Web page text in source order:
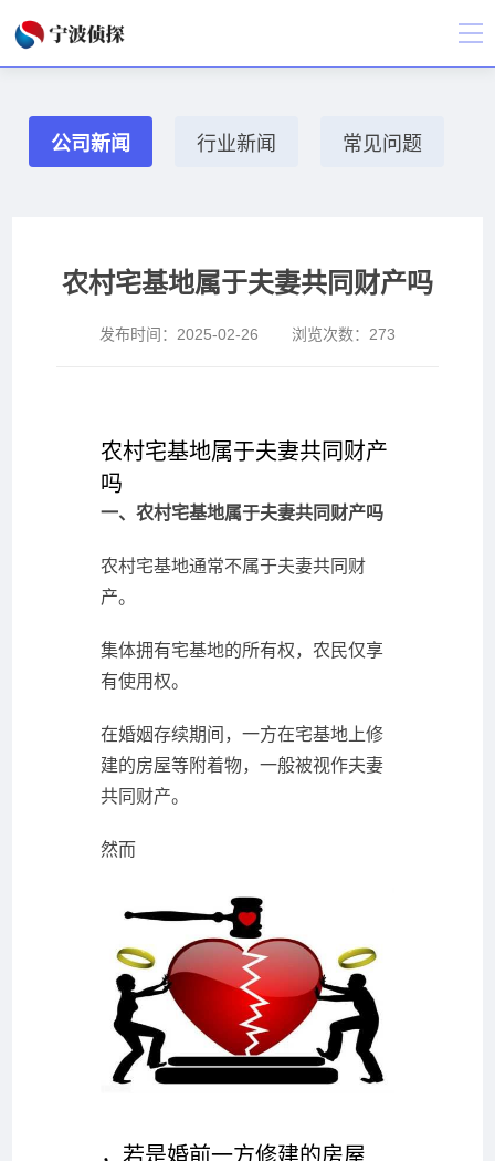
公司新闻 行业新闻 常见问题
农村宅基地属于夫妻共同财产吗
发布时间： 2025-02-26 浏览次数： 273
农村宅基地属于夫妻共同财产
吗
一、农村宅基地属于夫妻共同财产吗
农村宅基地通常不属于夫妻共同财
产。
集体拥有宅基地的所有权，农民仅享
有使用权。
在婚姻存续期间，一方在宅基地上修
建的房屋等附着物，一般被视作夫妻
共同财产。
然而
，若是婚前一方修建的房屋